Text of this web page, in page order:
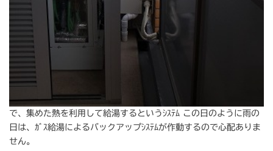
で、集めた熱を利用して給湯するというｼｽﾃﾑ この日のように雨の
日は、ｶﾞｽ給湯によるバックアップｼｽﾃﾑが作動するので心配ありま
せん。